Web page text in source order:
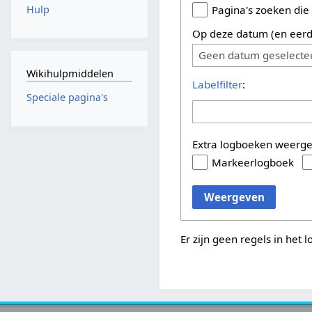
Pagina's zoeken
Op deze datum (en
Geen datum
Labelfilter:
Extra logboeken
Markeerlogboek
Weergeven
Er zijn geen regels in het
Hulp
Wikihulpmiddelen
Speciale pagina's